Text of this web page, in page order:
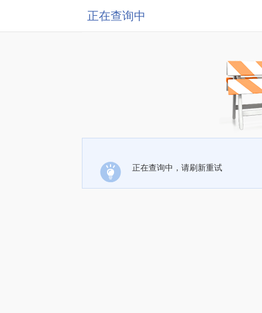
正在查询中
正在查询中，请刷新重试